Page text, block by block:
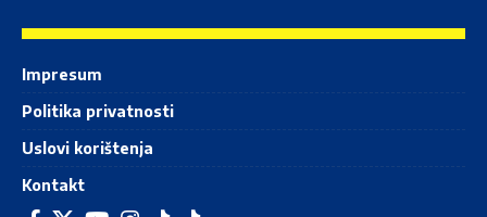
Impresum
Politika privatnosti
Uslovi korištenja
Kontakt